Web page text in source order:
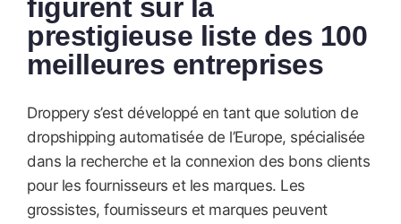
figurent sur la
prestigieuse liste des 100
meilleures entreprises
Droppery s’est développé en tant que solution de
dropshipping automatisée de l’Europe, spécialisée
dans la recherche et la connexion des bons clients
pour les fournisseurs et les marques. Les
grossistes, fournisseurs et marques peuvent